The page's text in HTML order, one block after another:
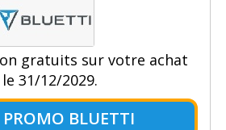
gratuits sur votre achat
31/12/2029.
PROMO BLUETTI